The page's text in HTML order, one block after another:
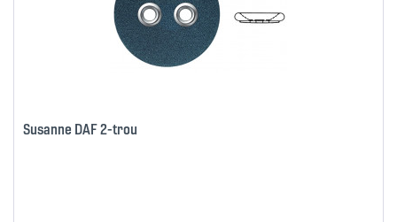
Susanne DAF 2-trou